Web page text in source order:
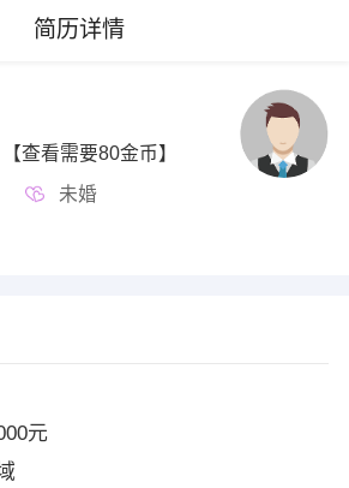
简历详情
【查看需要80金币】
未婚
元